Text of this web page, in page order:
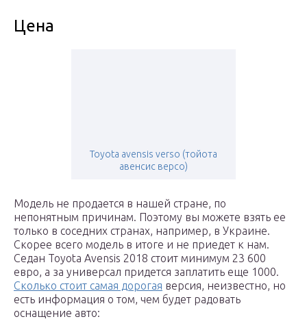
Цена
Toyota avensis verso (тойота
авенсис версо)
Модель не продается в нашей стране, по
непонятным причинам. Поэтому вы можете взять ее
только в соседних странах, например, в Украине.
Скорее всего модель в итоге и не приедет к нам.
Седан Toyota Avensis 2018 стоит минимум 23 600
евро, а за универсал придется заплатить еще 1000.
Сколько стоит самая дорогая версия, неизвестно, но
есть информация о том, чем будет радовать
оснащение авто: